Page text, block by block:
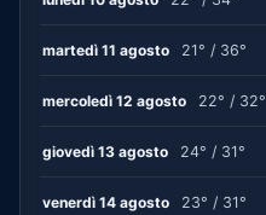
martedì 11 agosto 21° / 36°
mercoledì 12 agosto 22° / 32°
giovedì 13 agosto 24° / 31°
venerdì 14 agosto 23° / 31°